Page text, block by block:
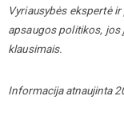
Vyriausybės ekspertė
apsaugos politikos,
klausimais.
Informacija atnaujinta